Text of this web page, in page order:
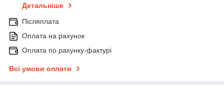
Детальніше
Післяплата
Оплата на рахунок
Оплата по рахунку-фактурі
Всі умови оплати